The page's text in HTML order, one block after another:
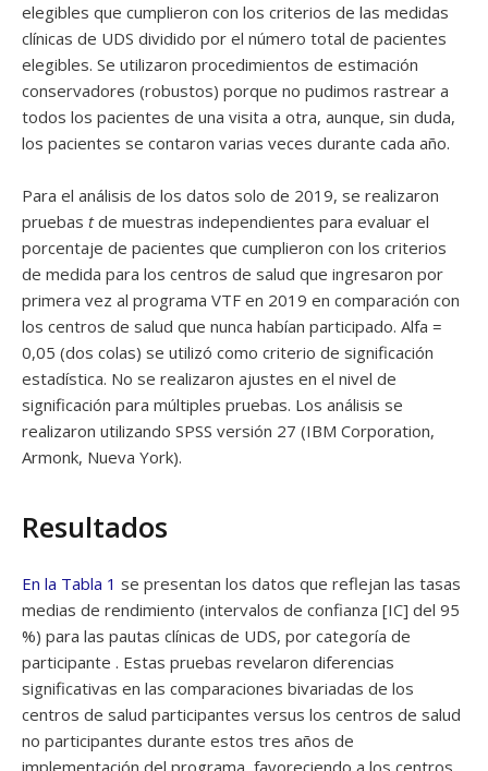
elegibles que cumplieron con los criterios de las medidas
clínicas de UDS dividido por el número total de pacientes
elegibles. Se utilizaron procedimientos de estimación
conservadores (robustos) porque no pudimos rastrear a
todos los pacientes de una visita a otra, aunque, sin duda,
los pacientes se contaron varias veces durante cada año.
Para el análisis de los datos solo de 2019, se realizaron
pruebas tde muestras independientes para evaluar el
porcentaje de pacientes que cumplieron con los criterios
de medida para los centros de salud que ingresaron por
primera vez al programa VTF en 2019 en comparación con
los centros de salud que nunca habían participado. Alfa =
0,05 (dos colas) se utilizó como criterio de significación
estadística. No se realizaron ajustes en el nivel de
significación para múltiples pruebas. Los análisis se
realizaron utilizando SPSS versión 27 (IBM Corporation,
Armonk, Nueva York).
Resultados
En la Tabla 1 se presentan los datos que reflejan las tasas
medias de rendimiento (intervalos de confianza [IC] del 95
%) para las pautas clínicas de UDS, por categoría de
participante . Estas pruebas revelaron diferencias
significativas en las comparaciones bivariadas de los
centros de salud participantes versus los centros de salud
no participantes durante estos tres años de
implementación del programa, favoreciendo a los centros